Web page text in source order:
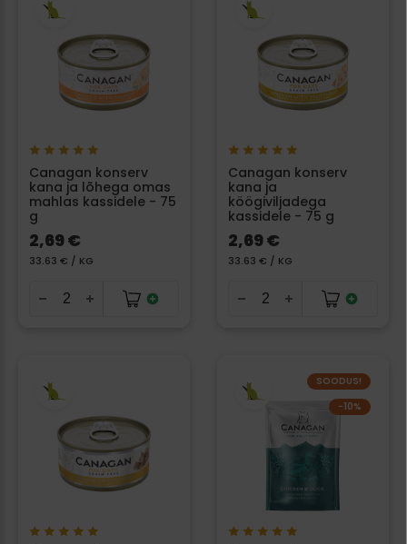
Canagan konserv
kana ja lõhega omas
mahlas kassidele - 75
g
2,69 €
33.63 € / KG
Canagan konserv
kana ja
köögiviljadega
kassidele - 75 g
2,69 €
33.63 € / KG
SOODUS!
−10%